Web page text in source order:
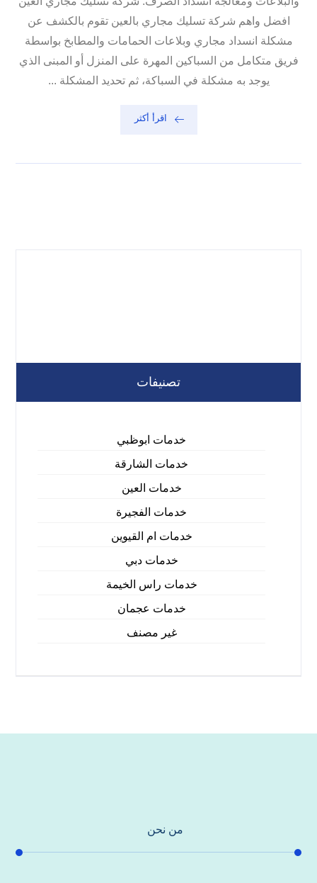
افضل واهم شركة تسليك مجاري بالعين تقوم بالكشف عن
مشكلة انسداد مجاري وبلاعات الحمامات والمطابخ بواسطة
فريق متكامل من السباكين المهرة على المنزل أو المبنى الذي
يوجد به مشكلة في السباكة، ثم تحديد المشكلة ...
اقرأ أكثر
تصنيفات
خدمات ابوظبي
خدمات الشارقة
خدمات العين
خدمات الفجيرة
خدمات ام القيوين
خدمات دبي
خدمات راس الخيمة
خدمات عجمان
غير مصنف
من نحن